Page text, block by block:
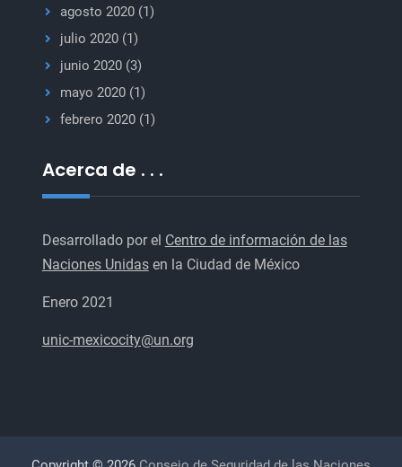
agosto 2020(1)
julio 2020(1)
junio 2020(3)
mayo 2020(1)
febrero 2020(1)
Acerca de . . .
Desarrollado por el Centro de información de las
Naciones Unidasen la Ciudad de México
Enero 2021
unic-mexicocity@un.org